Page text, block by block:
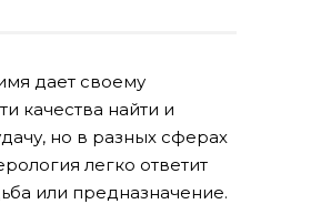
дает своему
качества найти и
но в разных сферах
легко ответит
или предназначение.